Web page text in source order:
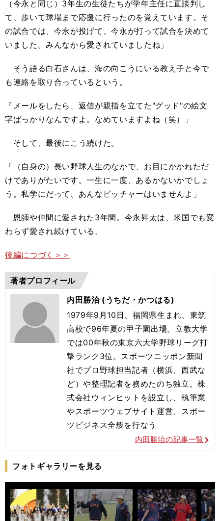
（今永と同じ）3年生の生徒たちが学年主任に直談判し
て、歩いて球場まで応援に行ったのを覚えています。そ
の試合では、今永が投げて、今永が打って試合を決めて
いました。みんなから愛されていましたね」
そう語る白石さんは、海の向こうにいる教え子と今で
も連絡を取り合っているという。
「メールをしたら、返信が親指を立てた"グッド"の絵文
字ばっかりなんですよ。なめていますよね（笑）」
そして、最後にこう続けた。
「（自身の）長い野球人生のなかで、お目にかかれただ
けでありがたいです。一生に一度、あるかないかでしょ
う。私学にだって、あんなピッチャーはいませんよ」
恩師や仲間に愛された3年間。今永昇太は、米国でも変
わらず愛され続けている。
後編につづく＞＞
著者プロフィール
内田勝治 (うちだ・かつはる)
1979年9月10日、福岡県生まれ。東筑
高校で96年夏の甲子園出場。立教大学
では00年秋の東京六大学野球リーグ打
撃ランク3位。スポーツニッポン新聞
社でプロ野球担当記者（横浜、西武な
ど）や整理記者を務めたのち独立。株
式会社ウィンヒットを設立し、執筆業
やスポーツウェブサイト運営、スポー
ツビジネス全般を行なう
内田勝治の記事一覧
フォトギャラリーを見る